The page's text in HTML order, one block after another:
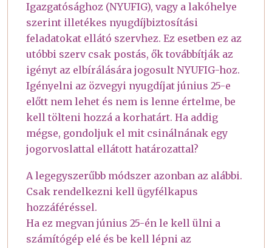
Igazgatósághoz (NYUFIG), vagy a lakóhelye
szerint illetékes nyugdíjbiztosítási
feladatokat ellátó szervhez. Ez esetben ez az
utóbbi szerv csak postás, ők továbbítják az
igényt az elbírálására jogosult NYUFIG-hoz.
Igényelni az özvegyi nyugdíjat június 25-e
előtt nem lehet és nem is lenne értelme, be
kell tölteni hozzá a korhatárt. Ha addig
mégse, gondoljuk el mit csinálnának egy
jogorvoslattal ellátott határozattal?
A legegyszerűbb módszer azonban az alábbi.
Csak rendelkezni kell ügyfélkapus
hozzáféréssel.
Ha ez megvan június 25-én le kell ülni a
számítógép elé és be kell lépni az